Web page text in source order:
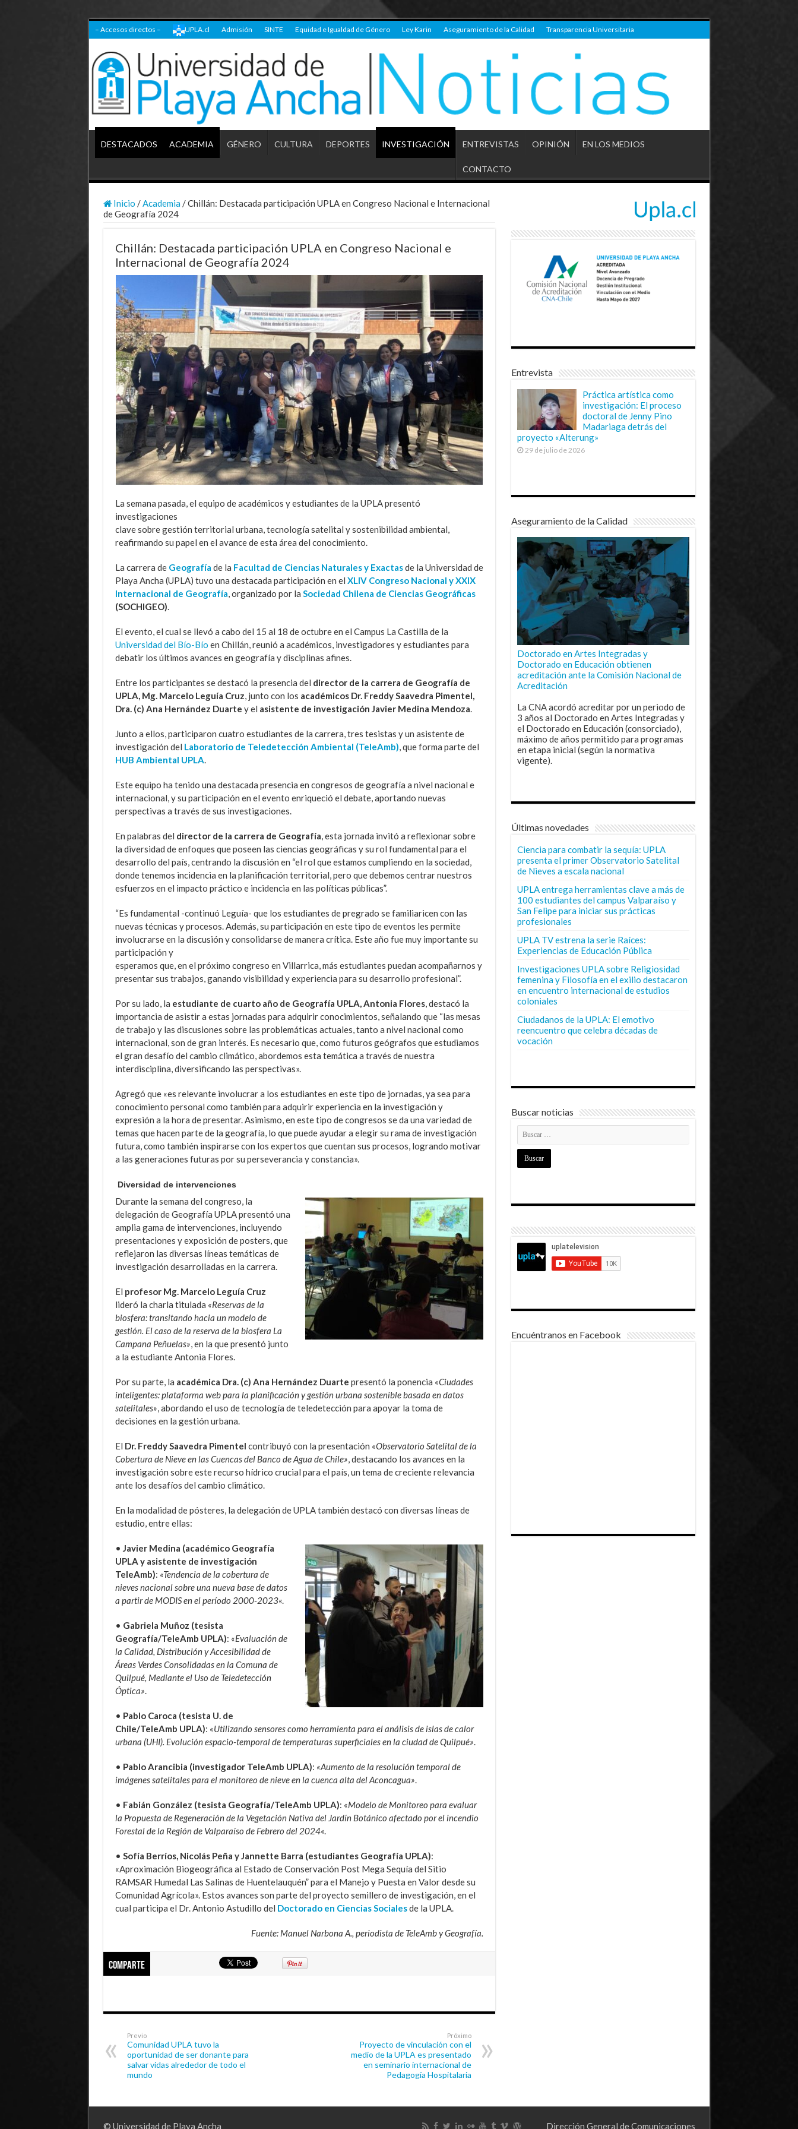
– Accesos directos – UPLA.cl Admisión SINTE Equidad e Igualdad de Género Ley Karin Aseguramiento de la Calidad Transparencia Universitaria
DESTACADOS ACADEMIA GÉNERO CULTURA DEPORTES INVESTIGACIÓN ENTREVISTAS OPINIÓN EN LOS MEDIOS
CONTACTO
Inicio / Academia /Chillán: Destacada participación UPLA en Congreso Nacional e Internacional
de Geografía 2024
Chillán: Destacada participación UPLA en Congreso Nacional e
Internacional de Geografía 2024
La semana pasada, el equipo de académicos y estudiantes de la UPLA presentó
investigaciones
clave sobre gestión territorial urbana, tecnología satelital y sostenibilidad ambiental,
reafirmando su papel en el avance de esta área del conocimiento.
La carrera de Geografía de la Facultad de Ciencias Naturales y Exactasde la Universidad de
Playa Ancha (UPLA) tuvo una destacada participación en el XLIV Congreso Nacional y XXIX
Internacional de Geografía, organizado por la Sociedad Chilena de Ciencias Geográficas
(SOCHIGEO).
El evento, el cual se llevó a cabo del 15 al 18 de octubre en el Campus La Castilla de la
Universidad del Bío-Bío en Chillán, reunió a académicos, investigadores y estudiantes para
debatir los últimos avances en geografía y disciplinas afines.
Entre los participantes se destacó la presencia del director de la carrera de Geografía de
UPLA, Mg. Marcelo Leguía Cruz, junto con los académicos Dr. Freddy Saavedra Pimentel,
Dra. (c) Ana Hernández Duarte y el asistente de investigación Javier Medina Mendoza.
Junto a ellos, participaron cuatro estudiantes de la carrera, tres tesistas y un asistente de
investigación del Laboratorio de Teledetección Ambiental (TeleAmb), que forma parte del
HUB Ambiental UPLA.
Este equipo ha tenido una destacada presencia en congresos de geografía a nivel nacional e
internacional, y su participación en el evento enriqueció el debate, aportando nuevas
perspectivas a través de sus investigaciones.
En palabras del director de la carrera de Geografía, esta jornada invitó a reflexionar sobre
la diversidad de enfoques que poseen las ciencias geográficas y su rol fundamental para el
desarrollo del país, centrando la discusión en “el rol que estamos cumpliendo en la sociedad,
donde tenemos incidencia en la planificación territorial, pero que debemos centrar nuestros
esfuerzos en el impacto práctico e incidencia en las políticas públicas”.
“Es fundamental -continuó Leguía- que los estudiantes de pregrado se familiaricen con las
nuevas técnicas y procesos. Además, su participación en este tipo de eventos les permite
involucrarse en la discusión y consolidarse de manera crítica. Este año fue muy importante su
participación y
esperamos que, en el próximo congreso en Villarrica, más estudiantes puedan acompañarnos y
presentar sus trabajos, ganando visibilidad y experiencia para su desarrollo profesional”.
Por su lado, la estudiante de cuarto año de Geografía UPLA, Antonia Flores, destacó la
importancia de asistir a estas jornadas para adquirir conocimientos, señalando que “las mesas
de trabajo y las discusiones sobre las problemáticas actuales, tanto a nivel nacional como
internacional, son de gran interés. Es necesario que, como futuros geógrafos que estudiamos
el gran desafío del cambio climático, abordemos esta temática a través de nuestra
interdisciplina, diversificando las perspectivas».
Agregó que «es relevante involucrar a los estudiantes en este tipo de jornadas, ya sea para
conocimiento personal como también para adquirir experiencia en la investigación y
expresión a la hora de presentar. Asimismo, en este tipo de congresos se da una variedad de
temas que hacen parte de la geografía, lo que puede ayudar a elegir su rama de investigación
futura, como también inspirarse con los expertos que cuentan sus procesos, logrando motivar
a las generaciones futuras por su perseverancia y constancia».
Diversidad de intervenciones
Durante la semana del congreso, la
delegación de Geografía UPLA presentó una
amplia gama de intervenciones, incluyendo
presentaciones y exposición de posters, que
reflejaron las diversas líneas temáticas de
investigación desarrolladas en la carrera.
El profesor Mg. Marcelo Leguía Cruz
lideró la charla titulada «Reservas de la
biosfera: transitando hacia un modelo de
gestión. El caso de la reserva de la biosfera La
Campana Peñuelas», en la que presentó junto
a la estudiante Antonia Flores.
Por su parte, la académica Dra. (c) Ana Hernández Duarte presentó la ponencia «Ciudades
inteligentes: plataforma web para la planificación y gestión urbana sostenible basada en datos
satelitales», abordando el uso de tecnología de teledetección para apoyar la toma de
decisiones en la gestión urbana.
El Dr. Freddy Saavedra Pimentel contribuyó con la presentación «Observatorio Satelital de la
Cobertura de Nieve en las Cuencas del Banco de Agua de Chile», destacando los avances en la
investigación sobre este recurso hídrico crucial para el país, un tema de creciente relevancia
ante los desafíos del cambio climático.
En la modalidad de pósteres, la delegación de UPLA también destacó con diversas líneas de
estudio, entre ellas:
• Javier Medina (académico Geografía
UPLA y asistente de investigación
TeleAmb): «Tendencia de la cobertura de
nieves nacional sobre una nueva base de datos
a partir de MODIS en el período 2000-2023«.
• Gabriela Muñoz (tesista
Geografía/TeleAmb UPLA): «Evaluación de
la Calidad, Distribución y Accesibilidad de
Áreas Verdes Consolidadas en la Comuna de
Quilpué, Mediante el Uso de Teledetección
Óptica».
• Pablo Caroca (tesista U. de
Chile/TeleAmb UPLA): «Utilizando sensores como herramienta para el análisis de islas de calor
urbana (UHI). Evolución espacio-temporal de temperaturas superficiales en la ciudad de Quilpué».
• Pablo Arancibia (investigador TeleAmb UPLA): «Aumento de la resolución temporal de
imágenes satelitales para el monitoreo de nieve en la cuenca alta del Aconcagua».
• Fabián González (tesista Geografía/TeleAmb UPLA): «Modelo de Monitoreo para evaluar
la Propuesta de Regeneración de la Vegetación Nativa del Jardín Botánico afectado por el incendio
Forestal de la Región de Valparaíso de Febrero del 2024«.
• Sofía Berríos, Nicolás Peña y Jannette Barra (estudiantes Geografía UPLA):
«Aproximación Biogeográfica al Estado de Conservación Post Mega Sequía del Sitio
RAMSAR Humedal Las Salinas de Huentelauquén” para el Manejo y Puesta en Valor desde su
Comunidad Agrícola». Estos avances son parte del proyecto semillero de investigación, en el
cual participa el Dr. Antonio Astudillo del Doctorado en Ciencias Socialesde la UPLA.
Fuente: Manuel Narbona A., periodista de TeleAmb y Geografía.
Comparte
Previo
Comunidad UPLA tuvo la
oportunidad de ser donante para
salvar vidas alrededor de todo el
mundo
Próximo
Proyecto de vinculación con el
medio de la UPLA es presentado
en seminario internacional de
Pedagogía Hospitalaria
Entrevista
Práctica artística como
investigación: El proceso
doctoral de Jenny Pino
Madariaga detrás del
proyecto «Alterung»
29 de julio de 2026
Aseguramiento de la Calidad
Doctorado en Artes Integradas y
Doctorado en Educación obtienen
acreditación ante la Comisión Nacional de
Acreditación
La CNA acordó acreditar por un periodo de
3 años al Doctorado en Artes Integradas y
el Doctorado en Educación (consorciado),
máximo de años permitido para programas
en etapa inicial (según la normativa
vigente).
Últimas novedades
Ciencia para combatir la sequía: UPLA
presenta el primer Observatorio Satelital
de Nieves a escala nacional
UPLA entrega herramientas clave a más de
100 estudiantes del campus Valparaíso y
San Felipe para iniciar sus prácticas
profesionales
UPLA TV estrena la serie Raíces:
Experiencias de Educación Pública
Investigaciones UPLA sobre Religiosidad
femenina y Filosofía en el exilio destacaron
en encuentro internacional de estudios
coloniales
Ciudadanos de la UPLA: El emotivo
reencuentro que celebra décadas de
vocación
Buscar noticias
Encuéntranos en Facebook
Dirección General de Comunicaciones
© Universidad de Playa Ancha